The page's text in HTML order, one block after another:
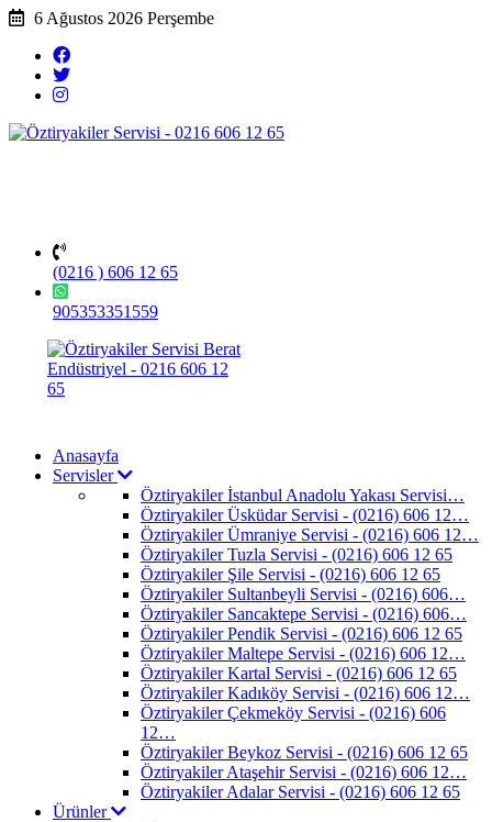
6 Ağustos 2026 Perşembe
(0216 ) 606 12 65
905353351559
Anasayfa
Servisler
Öztiryakiler İstanbul Anadolu Yakası Servisi…
Öztiryakiler Üsküdar Servisi - (0216) 606 12…
Öztiryakiler Ümraniye Servisi - (0216) 606 12…
Öztiryakiler Tuzla Servisi - (0216) 606 12 65
Öztiryakiler Şile Servisi - (0216) 606 12 65
Öztiryakiler Sultanbeyli Servisi - (0216) 606…
Öztiryakiler Sancaktepe Servisi - (0216) 606…
Öztiryakiler Pendik Servisi - (0216) 606 12 65
Öztiryakiler Maltepe Servisi - (0216) 606 12…
Öztiryakiler Kartal Servisi - (0216) 606 12 65
Öztiryakiler Kadıköy Servisi - (0216) 606 12…
Öztiryakiler Çekmeköy Servisi - (0216) 606
12…
Öztiryakiler Beykoz Servisi - (0216) 606 12 65
Öztiryakiler Ataşehir Servisi - (0216) 606 12…
Öztiryakiler Adalar Servisi - (0216) 606 12 65
Ürünler